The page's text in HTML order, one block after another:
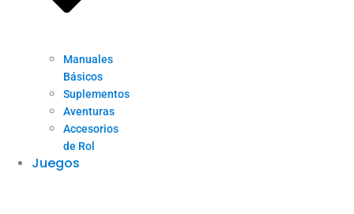
Manuales
Básicos
Suplementos
Aventuras
Accesorios
de Rol
Juegos